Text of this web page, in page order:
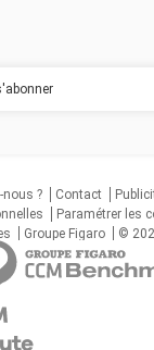
?
Contact
Paramétrer les
Groupe Figaro ©